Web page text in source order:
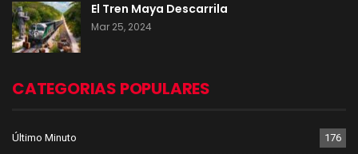
El Tren Maya Descarrila
Mar 25, 2024
CATEGORIAS POPULARES
Último Minuto 176